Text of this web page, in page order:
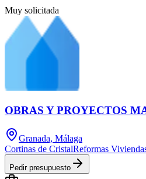
Muy solicitada
OBRAS Y PROYECTOS
Granada, Málaga
Cortinas de CristalReformas
Pedir presupuesto